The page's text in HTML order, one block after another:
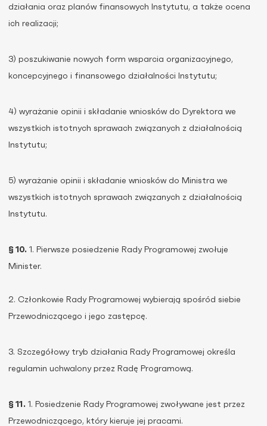
działania oraz planów finansowych Instytutu, a także ocena
ich realizacji;
3) poszukiwanie nowych form wsparcia organizacyjnego,
koncepcyjnego i finansowego działalności Instytutu;
4) wyrażanie opinii i składanie wniosków do Dyrektora we
wszystkich istotnych sprawach związanych z działalnością
Instytutu;
5) wyrażanie opinii i składanie wniosków do Ministra we
wszystkich istotnych sprawach związanych z działalnością
Instytutu.
§ 10. 1. Pierwsze posiedzenie Rady Programowej zwołuje
Minister.
2. Członkowie Rady Programowej wybierają spośród siebie
Przewodniczącego i jego zastępcę.
3. Szczegółowy tryb działania Rady Programowej określa
regulamin uchwalony przez Radę Programową.
§ 11. 1. Posiedzenie Rady Programowej zwoływane jest przez
Przewodniczącego, który kieruje jej pracami.